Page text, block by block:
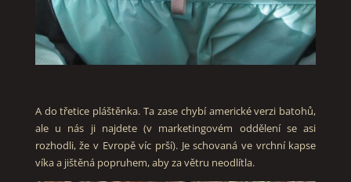
A do třetice pláštěnka. Ta zase chybí americké verzi batohů,
ale u nás ji najdete (v marketingovém oddělení se asi
rozhodli, že v Evropě víc prší). Je schovaná ve vrchní kapse
víka a jištěná popruhem, aby za větru neodlítla.